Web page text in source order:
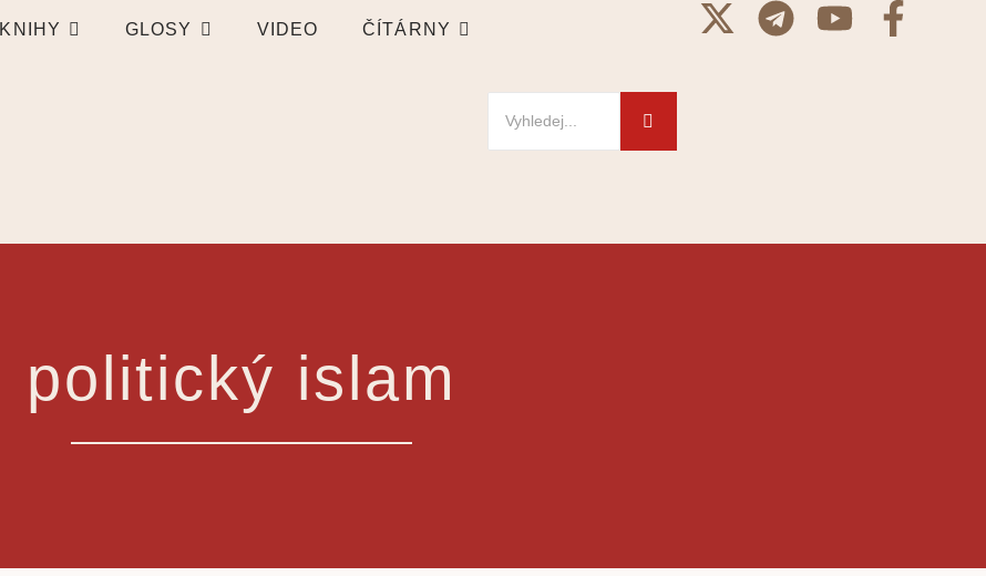
KNIHY GLOSY VIDEO ČÍTÁRNY
politický islam